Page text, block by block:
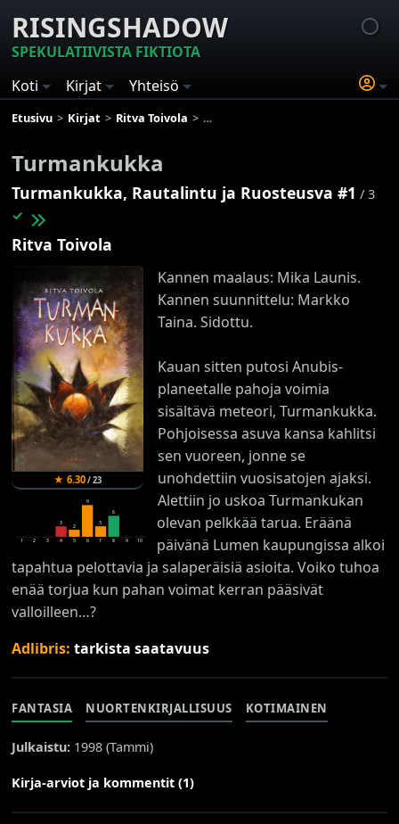
RISINGSHADOW
SPEKULATIIVISTA FIKTIOTA
Koti
Kirjat Yhteisö
Etusivu Kirjat Ritva Toivola Turmankukka, Rautalintu ja
Turmankukka
Turmankukka, Rautalintu ja Ruosteusva #1 / 3
✓
Ritva Toivola
★6.30/23
1 2 3
3
4
2
5
9
6
3
7
6
8 9 10
Kannen maalaus: Mika Launis.
Kannen suunnittelu: Markko
Taina. Sidottu.
Kauan sitten putosi Anubis-
planeetalle pahoja voimia
sisältävä meteori, Turmankukka.
Pohjoisessa asuva kansa kahlitsi
sen vuoreen, jonne se
unohdettiin vuosisatojen ajaksi.
Alettiin jo uskoa Turmankukan
olevan pelkkää tarua. Eräänä
päivänä Lumen kaupungissa alkoi
tapahtua pelottavia ja salaperäisiä asioita. Voiko tuhoa
enää torjua kun pahan voimat kerran pääsivät
valloilleen…?
Adlibris:tarkista saatavuus
FANTASIA NUORTENKIRJALLISUUS KOTIMAINEN
Julkaistu: 1998 (Tammi)
Kirja-arviot ja kommentit (1)